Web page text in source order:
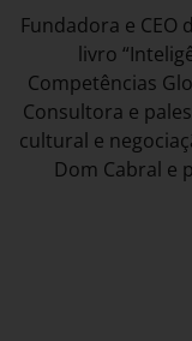
Fundadora e CEO
livro
Competências
Consultora e
cultural e
Dom Cabral e